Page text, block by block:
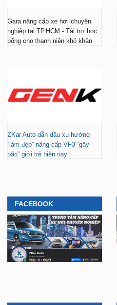
Gara nâng cấp xe hơi chuyên
nghiệp tại TP.HCM - Tài trợ học
bổng cho thanh niên khó khăn
ZKar Auto dẫn đầu xu hướng
“làm đẹp” nâng cấp VF3 “gây
bão” giới trẻ hiện nay
FACEBOOK